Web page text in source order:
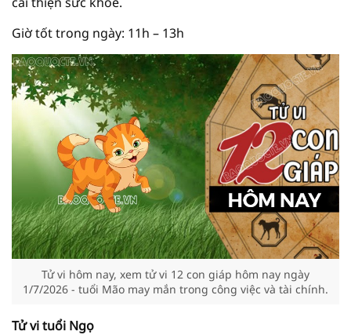
Giờ tốt trong ngày: 11h – 13h
Tử vi hôm nay, xem tử vi 12 con giáp hôm nay ngày
1/7/2026 - tuổi Mão may mắn trong công việc và tài chính.
Tử vi tuổi Ngọ